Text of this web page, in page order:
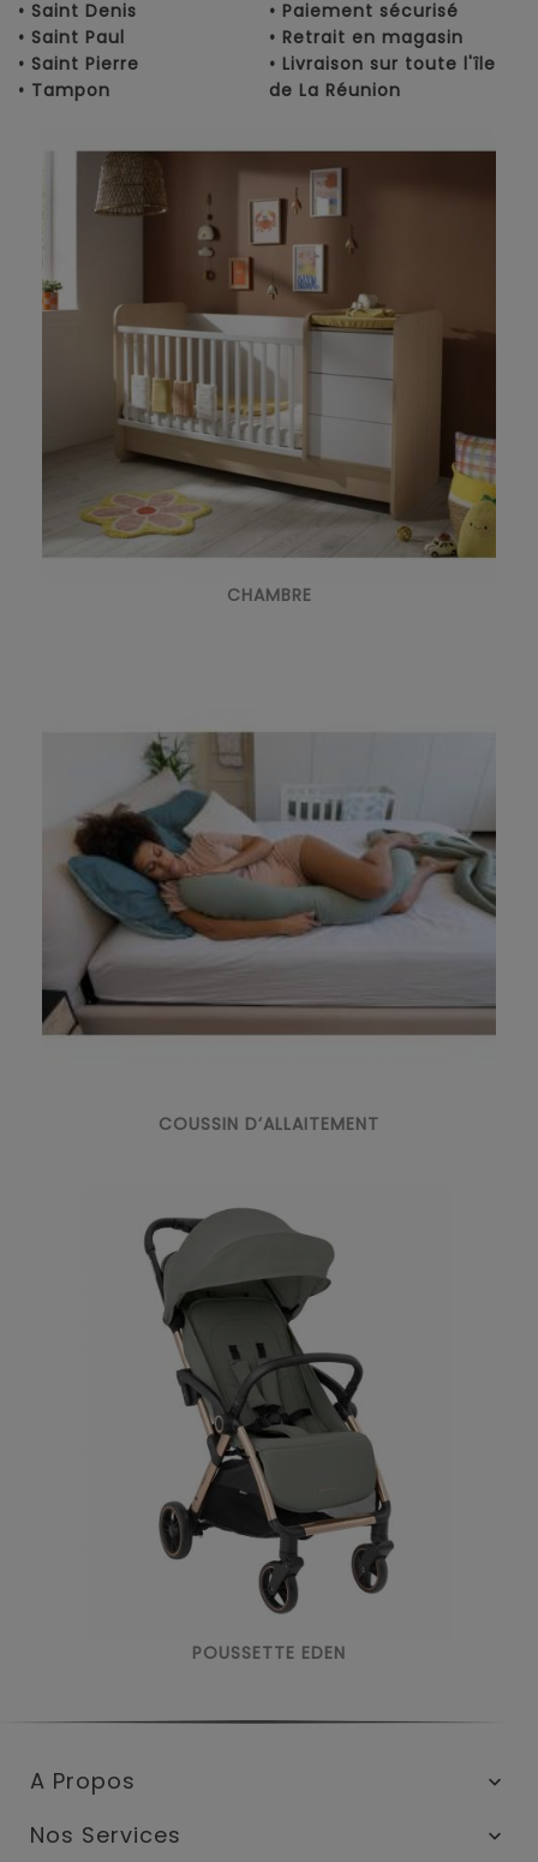
• Saint Denis
• Saint Paul
• Saint Pierre
• Tampon
• Paiement sécurisé
• Retrait en magasin
• Livraison sur toute l'île
de La Réunion
CHAMBRE
COUSSIN D’ALLAITEMENT
POUSSETTE EDEN
A Propos 
Nos Services 